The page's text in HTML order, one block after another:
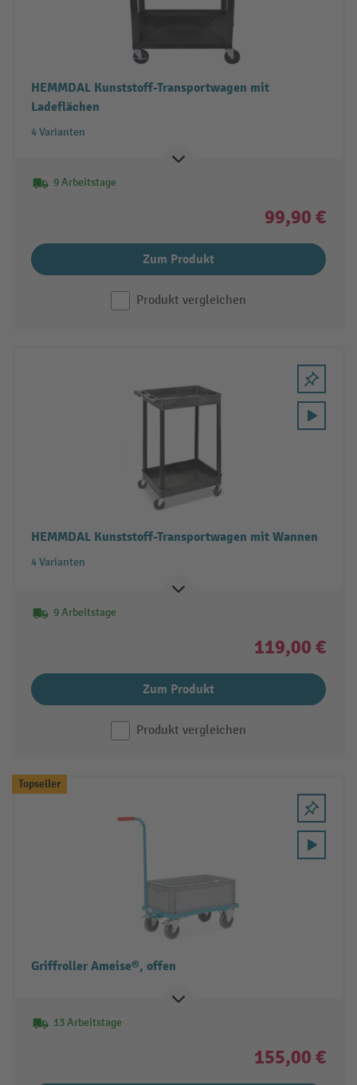
HEMMDAL Kunststoff-Transportwagen mit
Ladeflächen
4 Varianten
9 Arbeitstage
99,90 €
Zum Produkt
Produkt vergleichen
HEMMDAL Kunststoff-Transportwagen mit Wannen
4 Varianten
9 Arbeitstage
119,00 €
Zum Produkt
Produkt vergleichen
Topseller
Griffroller Ameise®, offen
13 Arbeitstage
155,00 €